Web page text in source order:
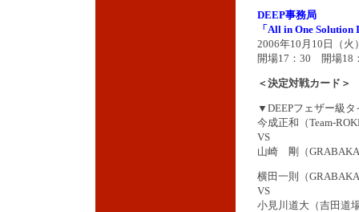
DEEP事務局
「All in One Solution
2006年10月10日（火
開場17：30 開場18
＜決定対戦カード＞
▼DEEPフェザー級
今成正和（Team-
VS
山崎 剛（
横田一則（
VS
小見川道大（吉田道